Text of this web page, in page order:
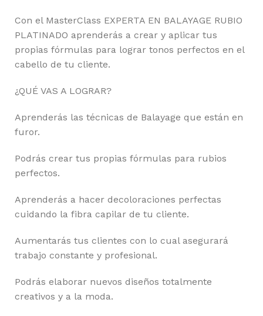
Con el MasterClass EXPERTA EN BALAYAGE RUBIO
PLATINADO aprenderás a crear y aplicar tus
propias fórmulas para lograr tonos perfectos en el
cabello de tu cliente.
¿QUÉ VAS A LOGRAR?
Aprenderás las técnicas de Balayage que están en
furor.
Podrás crear tus propias fórmulas para rubios
perfectos.
Aprenderás a hacer decoloraciones perfectas
cuidando la fibra capilar de tu cliente.
Aumentarás tus clientes con lo cual asegurará
trabajo constante y profesional.
Podrás elaborar nuevos diseños totalmente
creativos y a la moda.